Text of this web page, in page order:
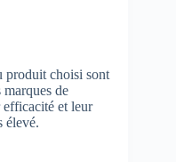
produit choisi sont
marques de
efficacité et leur
élevé.